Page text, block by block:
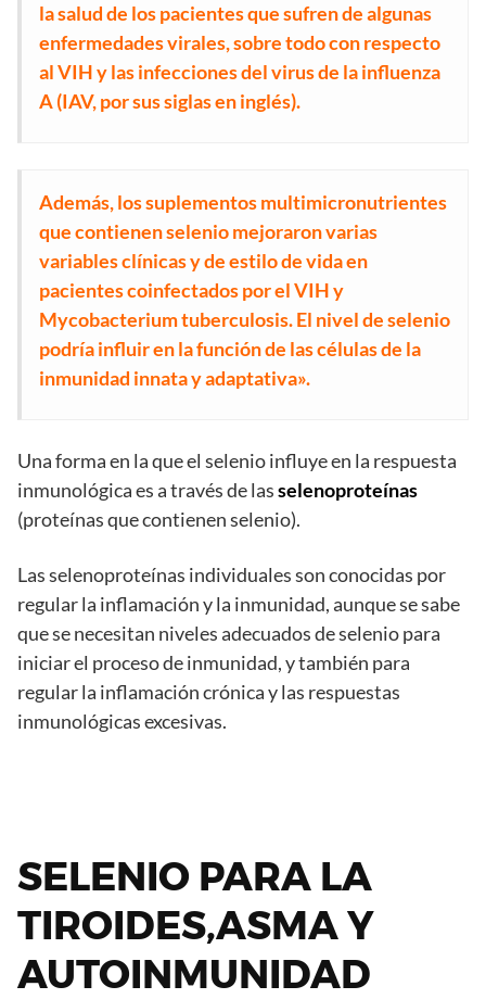
la salud de los pacientes que sufren de algunas
enfermedades virales, sobre todo con respecto
al VIH y las infecciones del virus de la influenza
A (IAV, por sus siglas en inglés).
Además, los suplementos multimicronutrientes
que contienen selenio mejoraron varias
variables clínicas y de estilo de vida en
pacientes coinfectados por el VIH y
Mycobacterium tuberculosis. El nivel de selenio
podría influir en la función de las células de la
inmunidad innata y adaptativa».
Una forma en la que el selenio influye en la respuesta
inmunológica es a través de lasselenoproteínas
(proteínas que contienen selenio).
Las selenoproteínas individuales son conocidas por
regular la inflamación y la inmunidad, aunque se sabe
que se necesitan niveles adecuados de selenio para
iniciar el proceso de inmunidad, y también para
regular la inflamación crónica y las respuestas
inmunológicas excesivas.
SELENIO PARA LA
TIROIDES,ASMA Y
AUTOINMUNIDAD